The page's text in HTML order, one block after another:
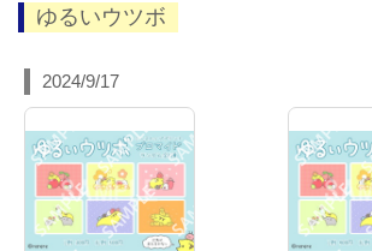
ゆるいウツボ
2024/9/17